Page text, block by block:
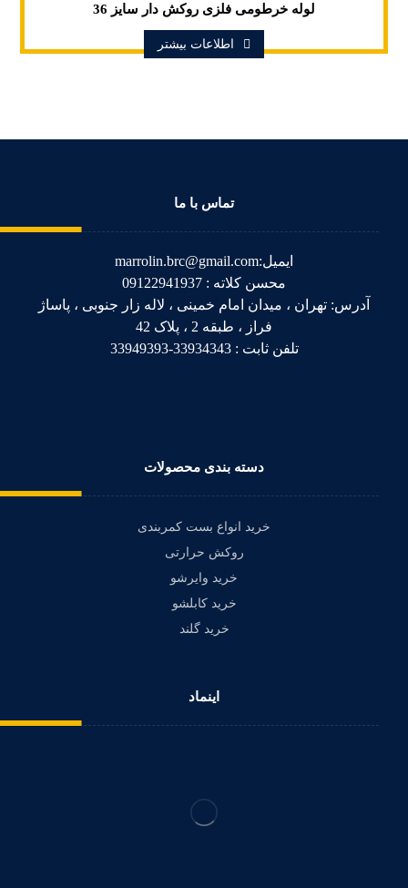
لوله خرطومی فلزی روکش دار سایز 36
اطلاعات بیشتر
تماس با ما
ایمیل:marrolin.brc@gmail.com
محسن کلاته : 09122941937
آدرس: تهران ، میدان امام خمینی ، لاله زار جنوبی ، پاساژ
فراز ، طبقه 2 ، پلاک 42
تلفن ثابت : 33934343-33949393
دسته بندی محصولات
خرید انواع بست کمربندی
روکش حرارتی
خرید وایرشو
خرید کابلشو
خرید گلند
اینماد